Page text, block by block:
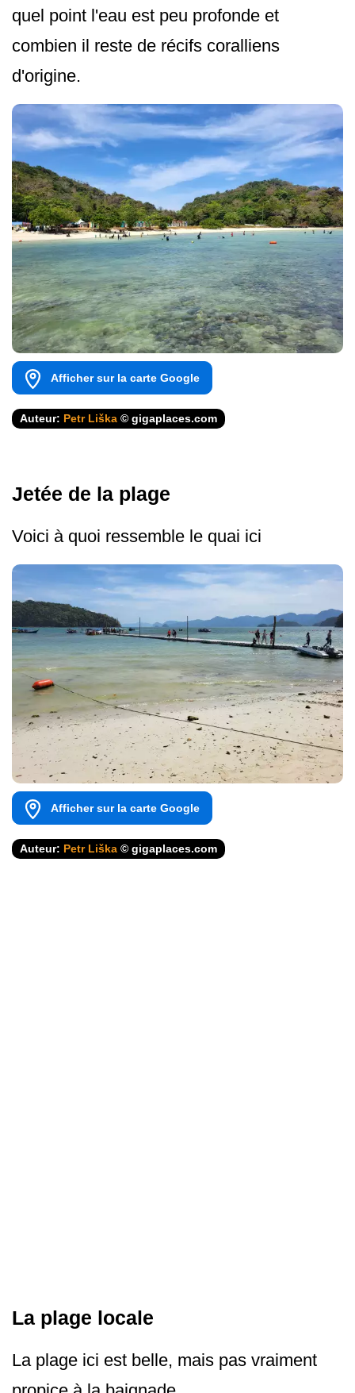
quel point l'eau est peu profonde et
combien il reste de récifs coralliens
d'origine.
Afficher sur la carte Google
Auteur: Petr Liška © gigaplaces.com
Jetée de la plage
Voici à quoi ressemble le quai ici
Afficher sur la carte Google
Auteur: Petr Liška © gigaplaces.com
La plage locale
La plage ici est belle, mais pas vraiment